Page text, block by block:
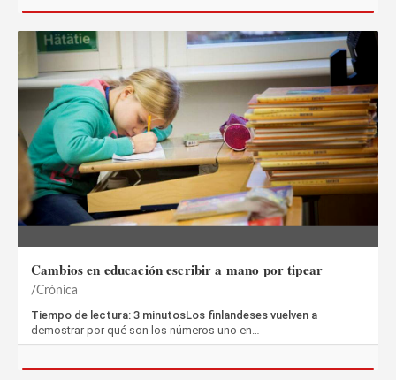
Cambios en educación escribir a mano por tipear
Crónica
Tiempo de lectura: 3 minutosLos finlandeses vuelven a
demostrar por qué son los números uno en…